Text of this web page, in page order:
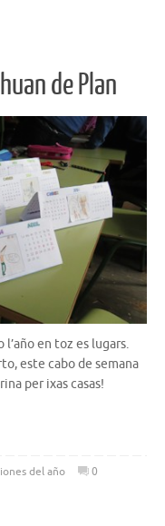
de Plan
en toz es lugars.
este cabo de semana
per ixas casas!
del año 0